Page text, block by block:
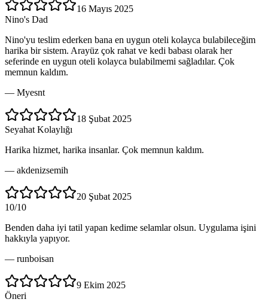
16 Mayıs 2025
Nino's Dad
Nino'yu teslim ederken bana en uygun oteli kolayca bulabileceğim
harika bir sistem. Arayüz çok rahat ve kedi babası olarak her
seferinde en uygun oteli kolayca bulabilmemi sağladılar. Çok
memnun kaldım.
— Myesnt
18 Şubat 2025
Seyahat Kolaylığı
Harika hizmet, harika insanlar. Çok memnun kaldım.
— akdenizsemih
20 Şubat 2025
10/10
Benden daha iyi tatil yapan kedime selamlar olsun. Uygulama işini
hakkıyla yapıyor.
— runboisan
9 Ekim 2025
Öneri